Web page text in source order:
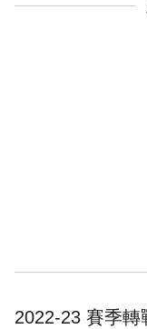
2022-23 賽季